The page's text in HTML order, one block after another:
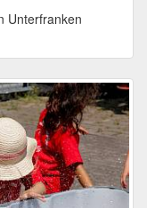
Unterfranken